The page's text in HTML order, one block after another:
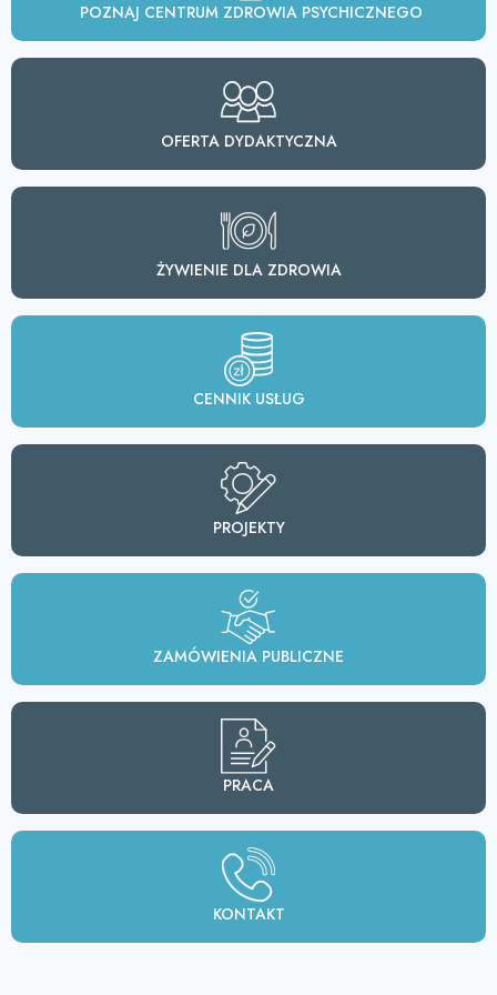
POZNAJ CENTRUM ZDROWIA PSYCHICZNEGO
OFERTA DYDAKTYCZNA
ŻYWIENIE DLA ZDROWIA
CENNIK USŁUG
PROJEKTY
ZAMÓWIENIA PUBLICZNE
PRACA
KONTAKT